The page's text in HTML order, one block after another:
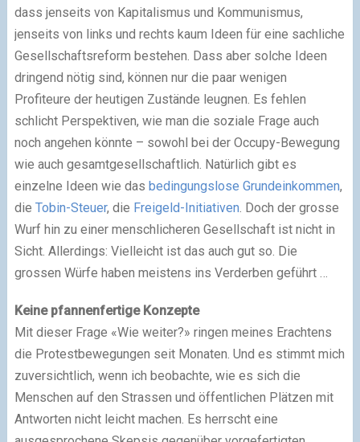
dass jenseits von Kapitalismus und Kommunismus,
jenseits von links und rechts kaum Ideen für eine sachliche
Gesellschaftsreform bestehen. Dass aber solche Ideen
dringend nötig sind, können nur die paar wenigen
Profiteure der heutigen Zustände leugnen. Es fehlen
schlicht Perspektiven, wie man die soziale Frage auch
noch angehen könnte – sowohl bei der Occupy-Bewegung
wie auch gesamtgesellschaftlich. Natürlich gibt es
einzelne Ideen wie das bedingungslose Grundeinkommen,
die Tobin-Steuer, die Freigeld-Initiativen. Doch der grosse
Wurf hin zu einer menschlicheren Gesellschaft ist nicht in
Sicht. Allerdings: Vielleicht ist das auch gut so. Die
grossen Würfe haben meistens ins Verderben geführt …
Keine pfannenfertige Konzepte
Mit dieser Frage «Wie weiter?» ringen meines Erachtens
die Protestbewegungen seit Monaten. Und es stimmt mich
zuversichtlich, wenn ich beobachte, wie es sich die
Menschen auf den Strassen und öffentlichen Plätzen mit
Antworten nicht leicht machen. Es herrscht eine